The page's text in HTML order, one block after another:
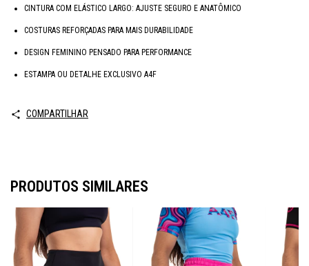
CINTURA COM ELÁSTICO LARGO: AJUSTE SEGURO E ANATÔMICO
COSTURAS REFORÇADAS PARA MAIS DURABILIDADE
DESIGN FEMININO PENSADO PARA PERFORMANCE
ESTAMPA OU DETALHE EXCLUSIVO A4F
COMPARTILHAR
PRODUTOS SIMILARES